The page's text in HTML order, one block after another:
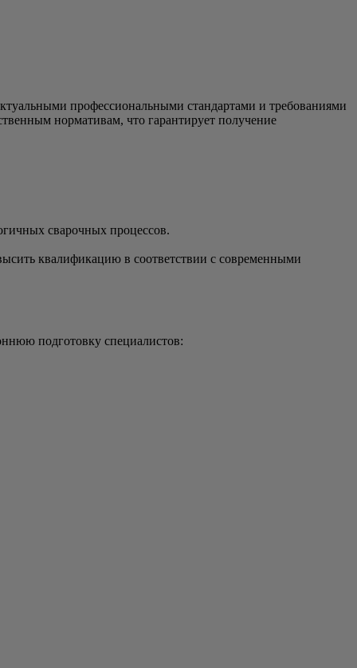
профессиональными стандартами и требованиями
нормативам, что гарантирует получение
сварочных процессов.
квалификацию в соответствии с современными
подготовку специалистов: